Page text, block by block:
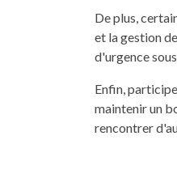
De plus,
et la gestion
d'urgence sous
Enfin,
maintenir un
rencontrer